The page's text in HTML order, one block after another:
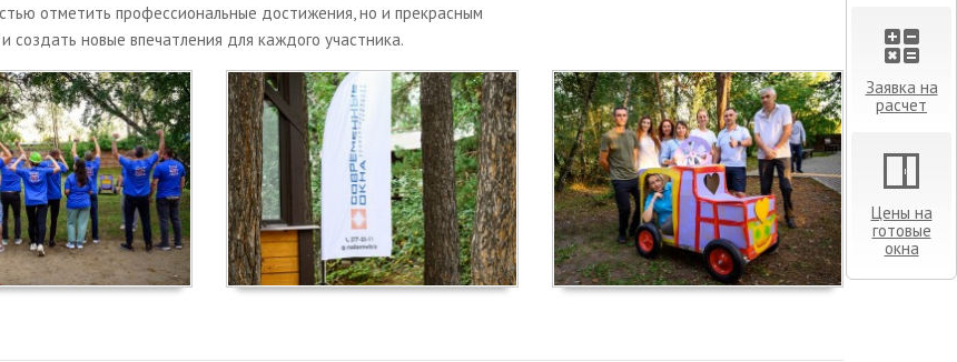
Заявка на
расчет
Цены на
готовые
окна
отметить профессиональные достижения, но и прекрасным
создать новые впечатления для каждого участника.